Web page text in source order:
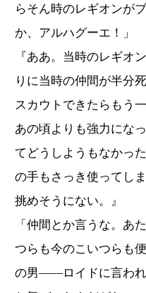
らそん時のレギオンが
か、アルハグーエ！」
『ああ。当時のレギオ
りに当時の仲間が半分
スカウトできたらもう
あの頃よりも強力にな
てどうしようもなかっ
の手もさっき使ってし
挑めそうにない。』
「仲間とか言うな。あ
つらも今のこいつらも
の男――ロイドに言われ